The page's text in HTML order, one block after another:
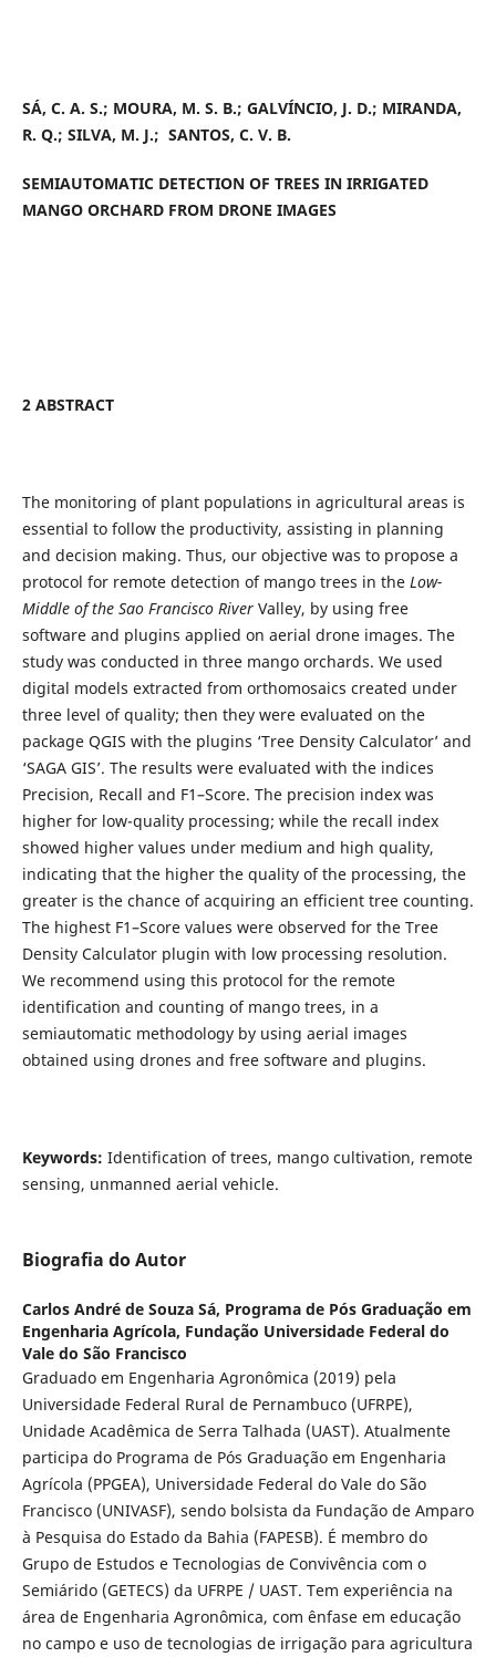
SÁ, C. A. S.; MOURA, M. S. B.; GALVÍNCIO, J. D.; MIRANDA,
R. Q.; SILVA, M. J.; SANTOS, C. V. B.
SEMIAUTOMATIC DETECTION OF TREES IN IRRIGATED
MANGO ORCHARD FROM DRONE IMAGES
2 ABSTRACT
The monitoring of plant populations in agricultural areas is
essential to follow the productivity, assisting in planning
and decision making. Thus, our objective was to propose a
protocol for remote detection of mango trees in the Low-
Middle of the Sao Francisco RiverValley, by using free
software and plugins applied on aerial drone images. The
study was conducted in three mango orchards. We used
digital models extracted from orthomosaics created under
three level of quality; then they were evaluated on the
package QGIS with the plugins ‘Tree Density Calculator’ and
‘SAGA GIS’. The results were evaluated with the indices
Precision, Recall and F1–Score. The precision index was
higher for low-quality processing; while the recall index
showed higher values under medium and high quality,
indicating that the higher the quality of the processing, the
greater is the chance of acquiring an efficient tree counting.
The highest F1–Score values were observed for the Tree
Density Calculator plugin with low processing resolution.
We recommend using this protocol for the remote
identification and counting of mango trees, in a
semiautomatic methodology by using aerial images
obtained using drones and free software and plugins.
Keywords: Identification of trees, mango cultivation, remote
sensing, unmanned aerial vehicle.
Biografia do Autor
Carlos André de Souza Sá, Programa de Pós Graduação em
Engenharia Agrícola, Fundação Universidade Federal do
Vale do São Francisco
Graduado em Engenharia Agronômica (2019) pela
Universidade Federal Rural de Pernambuco (UFRPE),
Unidade Acadêmica de Serra Talhada (UAST). Atualmente
participa do Programa de Pós Graduação em Engenharia
Agrícola (PPGEA), Universidade Federal do Vale do São
Francisco (UNIVASF), sendo bolsista da Fundação de Amparo
à Pesquisa do Estado da Bahia (FAPESB). É membro do
Grupo de Estudos e Tecnologias de Convivência com o
Semiárido (GETECS) da UFRPE / UAST. Tem experiência na
área de Engenharia Agronômica, com ênfase em educação
no campo e uso de tecnologias de irrigação para agricultura